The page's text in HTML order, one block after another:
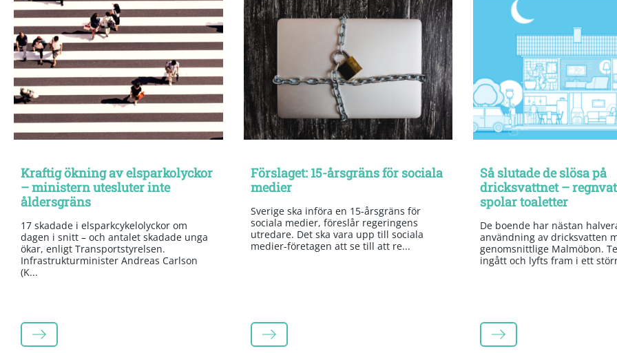
Kraftig ökning av elsparkolyckor
– ministern utesluter inte
åldersgräns
17 skadade i elsparkcykelolyckor om
dagen i snitt – och antalet skadade unga
ökar, enligt Transportstyrelsen.
Infrastrukturminister Andreas Carlson
(K...
LÄS MER
Förslaget: 15-årsgräns för sociala
medier
Sverige ska införa en 15-årsgräns för
sociala medier, föreslår regeringens
utredare. Det ska vara upp till sociala
medier-företagen att se till att re...
LÄS MER
Så slutade de slösa på
dricksvattnet –
spolar toaletter
De boende har nästan
användning av dricksvatten
genomsnittlige Malmöbon.
ingått och lyfts fram i ett
LÄS MER